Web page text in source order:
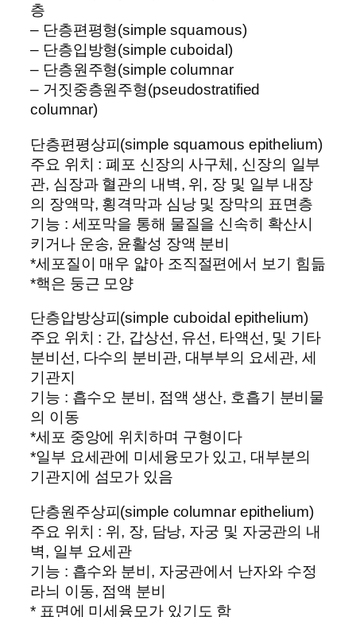
층
– 단층편평형(simple squamous)
– 단층입방형(simple cuboidal)
– 단층원주형(simple columnar
– 거짓중층원주형(pseudostratified
columnar)
단층편평상피(simple squamous epithelium)
주요 위치 : 폐포 신장의 사구체, 신장의 일부
관, 심장과 혈관의 내벽, 위, 장 및 일부 내장
의 장액막, 횡격막과 심낭 및 장막의 표면층
기능 : 세포막을 통해 물질을 신속히 확산시
키거나 운송, 윤활성 장액 분비
*세포질이 매우 얇아 조직절편에서 보기 힘듦
*핵은 둥근 모양
단층압방상피(simple cuboidal epithelium)
주요 위치 : 간, 갑상선, 유선, 타액선, 및 기타
분비선, 다수의 분비관, 대부부의 요세관, 세
기관지
기능 : 흡수오 분비, 점액 생산, 호흡기 분비물
의 이동
*세포 중앙에 위치하며 구형이다
*일부 요세관에 미세융모가 있고, 대부분의
기관지에 섬모가 있음
단층원주상피(simple columnar epithelium)
주요 위치 : 위, 장, 담낭, 자궁 및 자궁관의 내
벽, 일부 요세관
기능 : 흡수와 분비, 자궁관에서 난자와 수정
라늬 이동, 점액 분비
* 표면에 미세융모가 있기도 함